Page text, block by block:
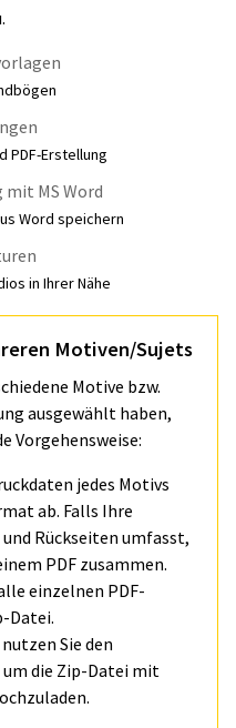
PDF-Erstellung
MS Word
Word speichern
in Ihrer Nähe
Motiven/Sujets
Motive bzw.
ausgewählt haben,
Vorgehensweise:
jedes Motivs
ab. Falls Ihre
Rückseiten umfasst,
PDF zusammen.
einzelnen PDF-
Datei.
Sie den
die Zip-Datei mit